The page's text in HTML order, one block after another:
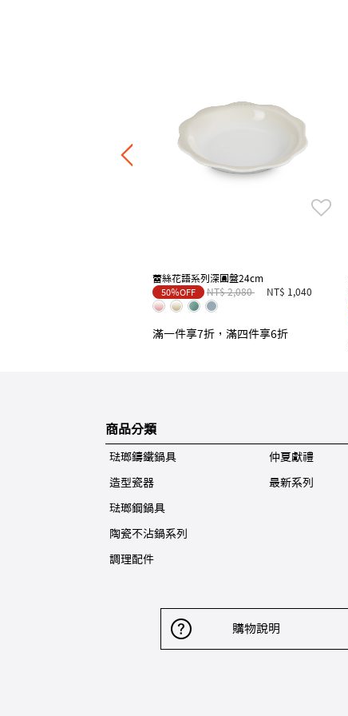
蕾絲花語系列深圓盤24cm
50％OFF Price reduced from
NT$ 2,080to NT$ 1,040
滿一件享7折，滿四件享6折
商品分類
琺瑯鑄鐵鍋具
造型瓷器
琺瑯鋼鍋具
陶瓷不沾鍋系列
調理配件
仲夏獻禮
最新系列
購物說明